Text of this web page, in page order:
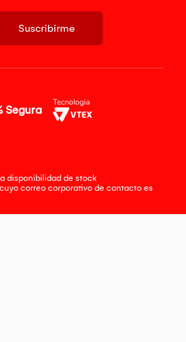
Suscribirme
Segura
disponibilidad de stock
correo corporativo de contacto es